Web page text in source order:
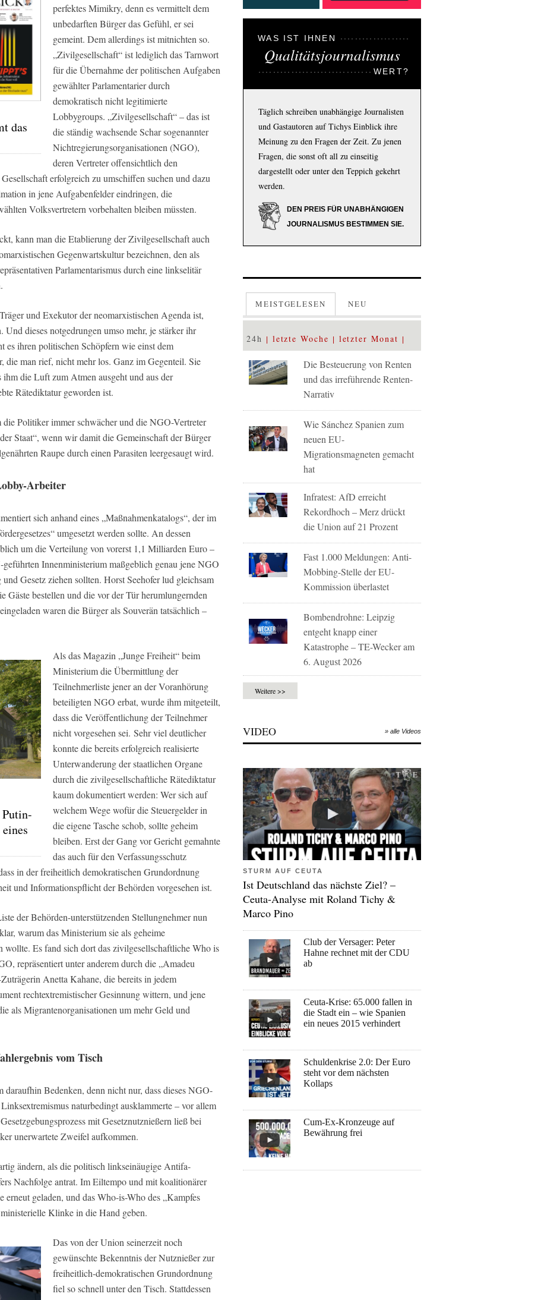
das
perfektes Mimikry, denn es vermittelt dem
unbedarften Bürger das Gefühl, er sei
gemeint. Dem allerdings ist mitnichten so.
„Zivilgesellschaft“ ist lediglich das Tarnwort
für die Übernahme der politischen Aufgaben
gewählter Parlamentarier durch
demokratisch nicht legitimierte
Lobbygroups. „Zivilgesellschaft“ – das ist
die ständig wachsende Schar sogenannter
Nichtregierungsorganisationen (NGO),
deren Vertreter offensichtlich den
erfolgreich zu umschiffen suchen und dazu
in jene Aufgabenfelder eindringen, die
Volksvertretern vorbehalten bleiben müssten.
kann man die Etablierung der Zivilgesellschaft auch
Gegenwartskultur bezeichnen, den als
Parlamentarismus durch eine linkselitär
und Exekutor der neomarxistischen Agenda ist,
Und dieses notgedrungen umso mehr, je stärker ihr
ihren politischen Schöpfern wie einst dem
man rief, nicht mehr los. Ganz im Gegenteil. Sie
die Luft zum Atmen ausgeht und aus der
Rätediktatur geworden ist.
die Politiker immer schwächer und die NGO-Vertreter
Staat“, wenn wir damit die Gemeinschaft der Bürger
Raupe durch einen Parasiten leergesaugt wird.
Arbeiter
sich anhand eines „Maßnahmenkatalogs“, der im
umgesetzt werden sollte. An dessen
um die Verteilung von vorerst 1,1 Milliarden Euro –
Innenministerium maßgeblich genau jene NGO
Gesetz ziehen sollten. Horst Seehofer lud gleichsam
Gäste bestellen und die vor der Tür herumlungernden
waren die Bürger als Souverän tatsächlich –
Als das Magazin „Junge Freiheit“ beim
Ministerium die Übermittlung der
Teilnehmerliste jener an der Voranhörung
beteiligten NGO erbat, wurde ihm mitgeteilt,
dass die Veröffentlichung der Teilnehmer
nicht vorgesehen sei. Sehr viel deutlicher
konnte die bereits erfolgreich realisierte
Unterwanderung der staatlichen Organe
durch die zivilgesellschaftliche Rätediktatur
kaum dokumentiert werden: Wer sich auf
welchem Wege wofür die Steuergelder in
die eigene Tasche schob, sollte geheim
bleiben. Erst der Gang vor Gericht gemahnte
das auch für den Verfassungsschutz
in der freiheitlich demokratischen Grundordnung
und Informationspflicht der Behörden vorgesehen ist.
der Behörden-unterstützenden Stellungnehmer nun
warum das Ministerium sie als geheime
wollte. Es fand sich dort das zivilgesellschaftliche Who is
repräsentiert unter anderem durch die „Amadeu
Anetta Kahane, die bereits in jedem
rechtextremistischer Gesinnung wittern, und jene
als Migrantenorganisationen um mehr Geld und
vom Tisch
Bedenken, denn nicht nur, dass dieses NGO-
naturbedingt ausklammerte – vor allem
mit Gesetznutznießern ließ bei
unerwartete Zweifel aufkommen.
ändern, als die politisch linkseinäugige Antifa-
Nachfolge antrat. Im Eiltempo und mit koalitionärer
geladen, und das Who-is-Who des „Kampfes
Klinke in die Hand geben.
Das von der Union seinerzeit noch
gewünschte Bekenntnis der Nutznießer zur
freiheitlich-demokratischen Grundordnung
fiel so schnell unter den Tisch. Stattdessen
WAS IST IHNEN
Qualitätsjournalismus
WERT?
Täglich schreiben unabhängige Journalisten
und Gastautoren auf Tichys Einblick ihre
Meinung zu den Fragen der Zeit. Zu jenen
Fragen, die sonst oft all zu einseitig
dargestellt oder unter den Teppich gekehrt
werden.
DEN PREIS FÜR UNABHÄNGIGEN
JOURNALISMUS BESTIMMEN SIE.
MEISTGELESEN NEU
24h letzte Woche letzter Monat
Die Besteuerung von Renten
und das irreführende Renten-
Narrativ
Wie Sánchez Spanien zum
neuen EU-
Migrationsmagneten gemacht
hat
Infratest: AfD erreicht
Rekordhoch – Merz drückt
die Union auf 21 Prozent
Fast 1.000 Meldungen: Anti-
Mobbing-Stelle der EU-
Kommission überlastet
Bombendrohne: Leipzig
entgeht knapp einer
Katastrophe – TE-Wecker am
6. August 2026
Weitere >>
VIDEO » alle Videos
STURM AUF CEUTA
Ist Deutschland das nächste Ziel? –
Ceuta-Analyse mit Roland Tichy &
Marco Pino
Club der Versager: Peter
Hahne rechnet mit der CDU
ab
Ceuta-Krise: 65.000 fallen in
die Stadt ein – wie Spanien
ein neues 2015 verhindert
Schuldenkrise 2.0: Der Euro
steht vor dem nächsten
Kollaps
Cum-Ex-Kronzeuge auf
Bewährung frei